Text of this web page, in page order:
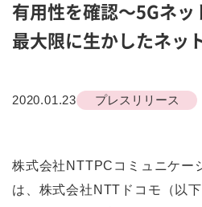
有用性を確認～5Gネッ
最大限に生かしたネッ
2020.01.23 プレスリリース
株式会社NTTPCコミュニケー
は、株式会社NTTドコモ（以